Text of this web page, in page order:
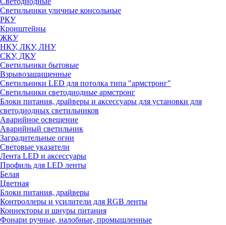
Светильники уличные консольные
РКУ
Кронштейны
ЖКУ
НКУ, ЛКУ, ЛНУ
СКУ, ДКУ
Светильники бытовые
Взрывозащищенные
Светильники LED для потолка типа "армстронг"
Светильники светодиодные армстронг
Блоки питания, драйверы и аксессуары для установки для
светодиодных светильников
Аварийное освещение
Аварийный светильник
Заградительные огни
Световые указатели
Лента LED и аксессуары
Профиль для LED ленты
Белая
Цветная
Блоки питания, драйверы
Контроллеры и усилители для RGB ленты
Коннекторы и шнуры питания
Фонари ручные, налобные, промышленные